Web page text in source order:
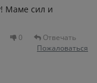
Маме сил и
0
Отвечать
Пожаловаться